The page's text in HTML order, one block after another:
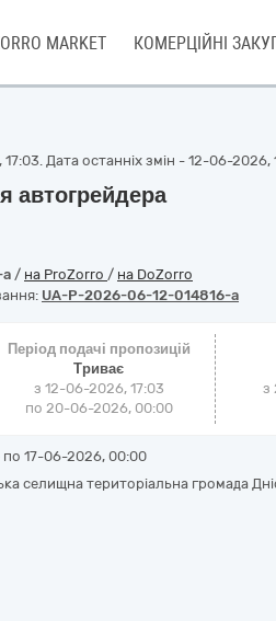
MARKET КОМЕРЦІЙНІ
Дата останніх змін - 12-06-2026,
автогрейдера
/ на ProZorro / на DoZorro
UA-P-2026-06-12-014816-a
Період подачі пропозицій
Триває
з 12-06-2026, 17:03
по 20-06-2026, 00:00
з
по 17-06-2026, 00:00
селищна територіальна громада